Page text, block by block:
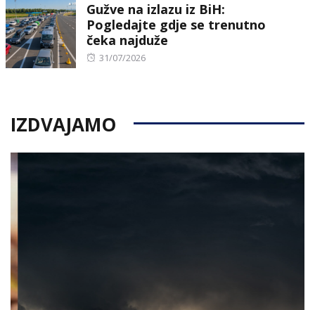
Gužve na izlazu iz BiH:
Pogledajte gdje se trenutno
čeka najduže
Posted
31/07/2026
IZDVAJAMO